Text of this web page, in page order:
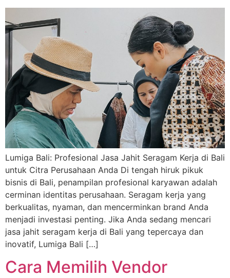
Lumiga Bali: Profesional Jasa Jahit Seragam Kerja di Bali
untuk Citra Perusahaan Anda Di tengah hiruk pikuk
bisnis di Bali, penampilan profesional karyawan adalah
cerminan identitas perusahaan. Seragam kerja yang
berkualitas, nyaman, dan mencerminkan brand Anda
menjadi investasi penting. Jika Anda sedang mencari
jasa jahit seragam kerja di Bali yang tepercaya dan
inovatif, Lumiga Bali […]
Cara Memilih Vendor